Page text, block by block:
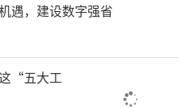
孜区的30周年
的团队来到这里
用智慧与爱心
遇，建设数字强省
“五大工